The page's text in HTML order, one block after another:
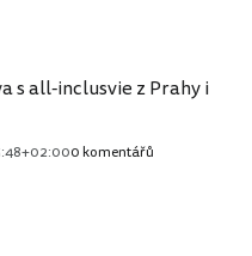
s all-inclusvie z Prahy i
0 komentářů